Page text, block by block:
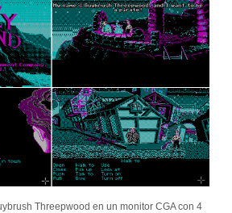
Threepwood en un monitor CGA con 4